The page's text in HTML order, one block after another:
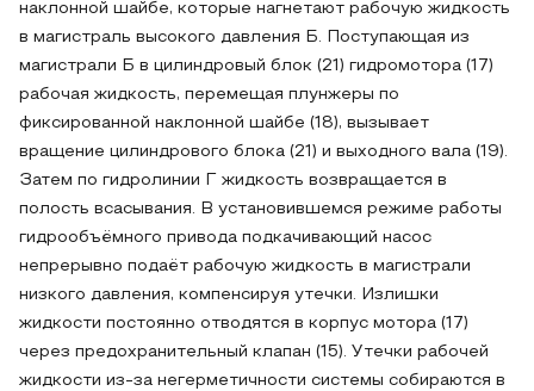
наклонной шайбе, которые нагнетают рабочую жидкость
в магистраль высокого давления Б. Поступающая из
магистрали Б в цилиндровый блок (21) гидромотора (17)
рабочая жидкость, перемещая плунжеры по
фиксированной наклонной шайбе (18), вызывает
вращение цилиндрового блока (21) и выходного вала (19).
Затем по гидролинии Г жидкость возвращается в
полость всасывания. В установившемся режиме работы
гидрообъёмного привода подкачивающий насос
непрерывно подаёт рабочую жидкость в магистрали
низкого давления, компенсируя утечки. Излишки
жидкости постоянно отводятся в корпус мотора (17)
через предохранительный клапан (15). Утечки рабочей
жидкости из-за негерметичности системы собираются в